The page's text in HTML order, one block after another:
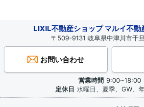
LIXIL不動産ショップ マルイ不動
〒509-9131 岐阜県中津川市千
お問い合わせ
営業時間 9:00~18:00
定休日 水曜日、夏季、GW、